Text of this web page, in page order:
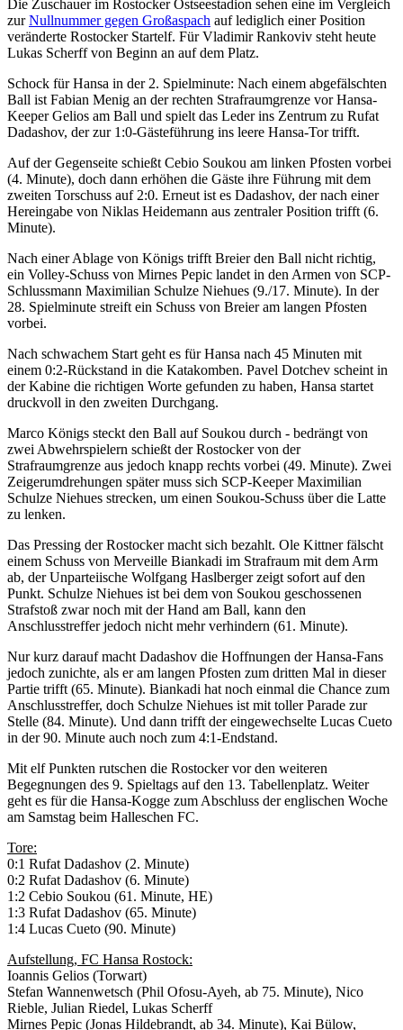
Die Zuschauer im Rostocker Ostseestadion sehen eine im Vergleich
zurNullnummer gegen Großaspach auf lediglich einer Position
veränderte Rostocker Startelf. Für Vladimir Rankoviv steht heute
Lukas Scherff von Beginn an auf dem Platz.
Schock für Hansa in der 2. Spielminute: Nach einem abgefälschten
Ball ist Fabian Menig an der rechten Strafraumgrenze vor Hansa-
Keeper Gelios am Ball und spielt das Leder ins Zentrum zu Rufat
Dadashov, der zur 1:0-Gästeführung ins leere Hansa-Tor trifft.
Auf der Gegenseite schießt Cebio Soukou am linken Pfosten vorbei
(4. Minute), doch dann erhöhen die Gäste ihre Führung mit dem
zweiten Torschuss auf 2:0. Erneut ist es Dadashov, der nach einer
Hereingabe von Niklas Heidemann aus zentraler Position trifft (6.
Minute).
Nach einer Ablage von Königs trifft Breier den Ball nicht richtig,
ein Volley-Schuss von Mirnes Pepic landet in den Armen von SCP-
Schlussmann Maximilian Schulze Niehues (9./17. Minute). In der
28. Spielminute streift ein Schuss von Breier am langen Pfosten
vorbei.
Nach schwachem Start geht es für Hansa nach 45 Minuten mit
einem 0:2-Rückstand in die Katakomben. Pavel Dotchev scheint in
der Kabine die richtigen Worte gefunden zu haben, Hansa startet
druckvoll in den zweiten Durchgang.
Marco Königs steckt den Ball auf Soukou durch - bedrängt von
zwei Abwehrspielern schießt der Rostocker von der
Strafraumgrenze aus jedoch knapp rechts vorbei (49. Minute). Zwei
Zeigerumdrehungen später muss sich SCP-Keeper Maximilian
Schulze Niehues strecken, um einen Soukou-Schuss über die Latte
zu lenken.
Das Pressing der Rostocker macht sich bezahlt. Ole Kittner fälscht
einem Schuss von Merveille Biankadi im Strafraum mit dem Arm
ab, der Unparteiische Wolfgang Haslberger zeigt sofort auf den
Punkt. Schulze Niehues ist bei dem von Soukou geschossenen
Strafstoß zwar noch mit der Hand am Ball, kann den
Anschlusstreffer jedoch nicht mehr verhindern (61. Minute).
Nur kurz darauf macht Dadashov die Hoffnungen der Hansa-Fans
jedoch zunichte, als er am langen Pfosten zum dritten Mal in dieser
Partie trifft (65. Minute). Biankadi hat noch einmal die Chance zum
Anschlusstreffer, doch Schulze Niehues ist mit toller Parade zur
Stelle (84. Minute). Und dann trifft der eingewechselte Lucas Cueto
in der 90. Minute auch noch zum 4:1-Endstand.
Mit elf Punkten rutschen die Rostocker vor den weiteren
Begegnungen des 9. Spieltags auf den 13. Tabellenplatz. Weiter
geht es für die Hansa-Kogge zum Abschluss der englischen Woche
am Samstag beim Halleschen FC.
Tore:
0:1 Rufat Dadashov (2. Minute)
0:2 Rufat Dadashov (6. Minute)
1:2 Cebio Soukou (61. Minute, HE)
1:3 Rufat Dadashov (65. Minute)
1:4 Lucas Cueto (90. Minute)
Aufstellung, FC Hansa Rostock:
Ioannis Gelios (Torwart)
Stefan Wannenwetsch (Phil Ofosu-Ayeh, ab 75. Minute), Nico
Rieble, Julian Riedel, Lukas Scherff
Mirnes Pepic (Jonas Hildebrandt, ab 34. Minute), Kai Bülow,